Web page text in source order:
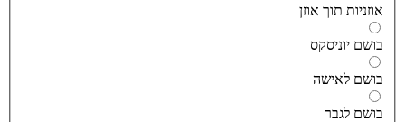
תוך אוזן
יוניסקס
לאישה
לגבר